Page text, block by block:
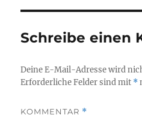
Schreibe einen
Deine E-Mail-Adresse wird
Erforderliche Felder sind mit *
KOMMENTAR *